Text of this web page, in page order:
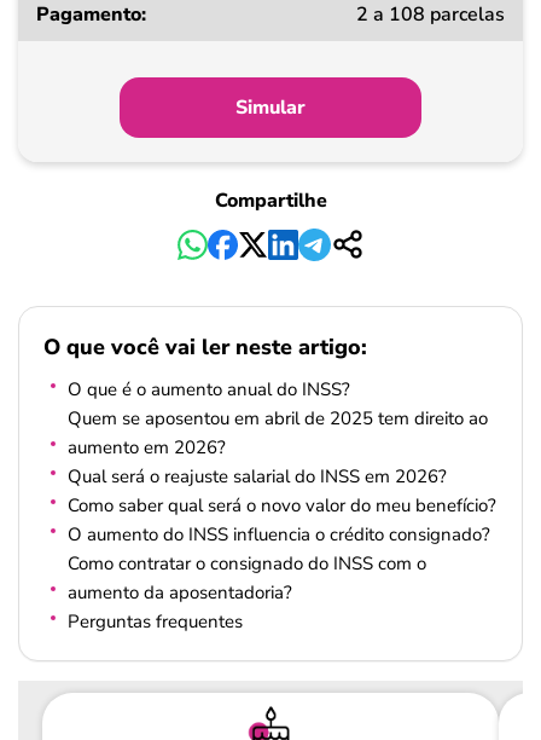
a
Pagamento
2 a 108 parcelas
Simular
Compartilhe
O que você vai ler neste artigo:
O que é o aumento anual do INSS?
Quem se aposentou em abril de 2025 tem direito ao
aumento em 2026?
Qual será o reajuste salarial do INSS em 2026?
Como saber qual será o novo valor do meu benefício?
O aumento do INSS influencia o crédito consignado?
Como contratar o consignado do INSS com o
aumento da aposentadoria?
Perguntas frequentes